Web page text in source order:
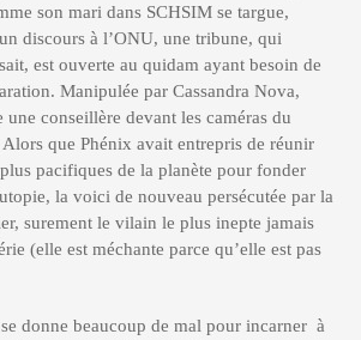
son mari dans SCHSIM se targue,
discours à l’ONU, une tribune, qui
est ouverte au quidam ayant besoin de
Manipulée par Cassandra Nova,
une conseillère devant les caméras du
que Phénix avait entrepris de réunir
pacifiques de la planète pour fonder
la voici de nouveau persécutée par la
surement le vilain le plus inepte jamais
(elle est méchante parce qu’elle est pas
donne beaucoup de mal pour incarner à